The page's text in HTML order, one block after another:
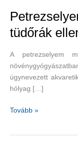
tüdőrák
A petrezselyem
úgynevezett
hólyag […]
Petrezselyem
Tovább »